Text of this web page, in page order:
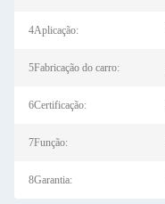
4Aplicação:
5Fabricação do carro:
6Certificação:
7Função:
8Garantia: